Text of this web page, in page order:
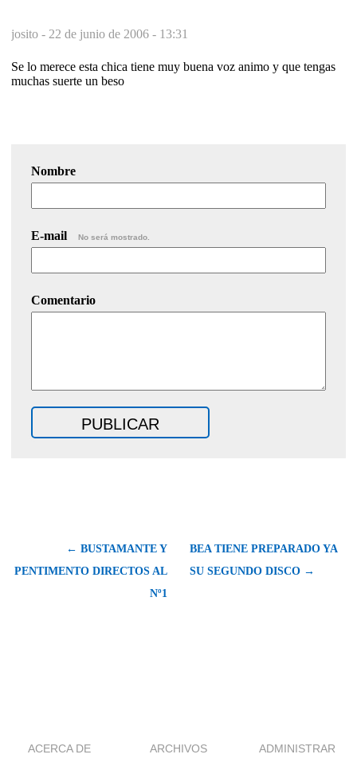
josito - 22 de junio de 2006 - 13:31
Se lo merece esta chica tiene muy buena voz animo y que tengas
muchas suerte un beso
Nombre
E-mail No será mostrado.
Comentario
← BUSTAMANTE Y
PENTIMENTO DIRECTOS AL
Nº1
BEA TIENE PREPARADO YA
SU SEGUNDO DISCO →
ACERCA DE ARCHIVOS ADMINISTRAR